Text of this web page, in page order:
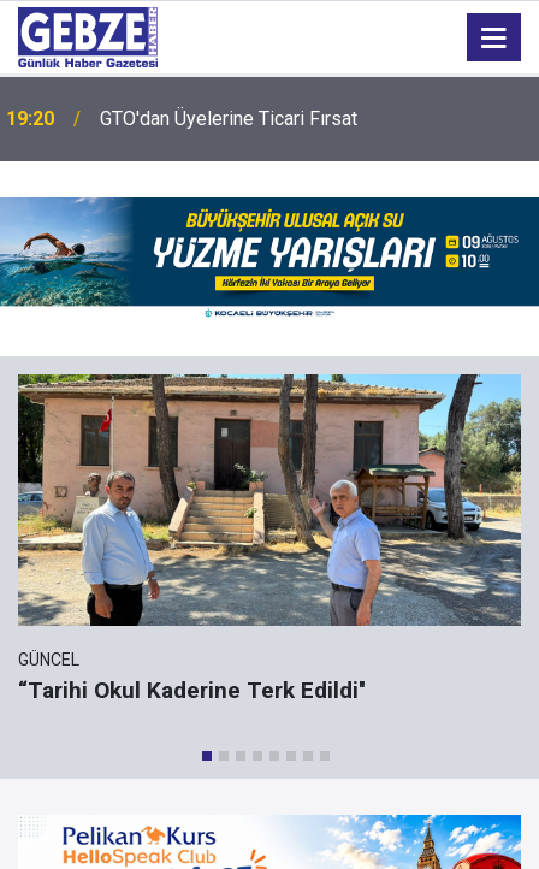
19:20 GTO'dan Üyelerine Ticari Fırsat
GÜNCEL
“Tarihi Okul Kaderine Terk Edildi''